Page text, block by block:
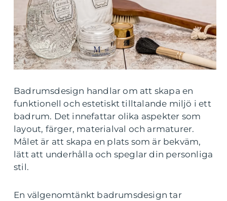
Badrumsdesign handlar om att skapa en
funktionell och estetiskt tilltalande miljö i ett
badrum. Det innefattar olika aspekter som
layout, färger, materialval och armaturer.
Målet är att skapa en plats som är bekväm,
lätt att underhålla och speglar din personliga
stil.
En välgenomtänkt badrumsdesign tar